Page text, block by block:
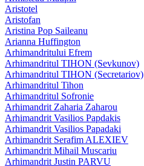
Aristotel
Aristofan
Aristina Pop Saileanu
Arianna Huffington
Arhimandritului Efrem
Arhimandritul TIHON (Sevkunov)
Arhimandritul TIHON (Secretariov)
Arhimandritul Tihon
Arhimandritul Sofronie
Arhimandrit Zaharia Zaharou
Arhimandrit Vasilios Papdakis
Arhimandrit Vasilios Papadaki
Arhimandrit Serafim ALEXIEV
Arhimandrit Mihail Muscariu
Arhimandrit Justin PARVU